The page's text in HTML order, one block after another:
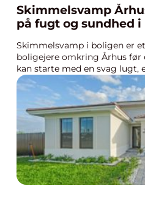
Skimmelsvamp Århus sådan får du
på fugt og sundhed i
Skimmelsvamp i boligen er
boligejere omkring Århus før
kan starte med en svag lugt,